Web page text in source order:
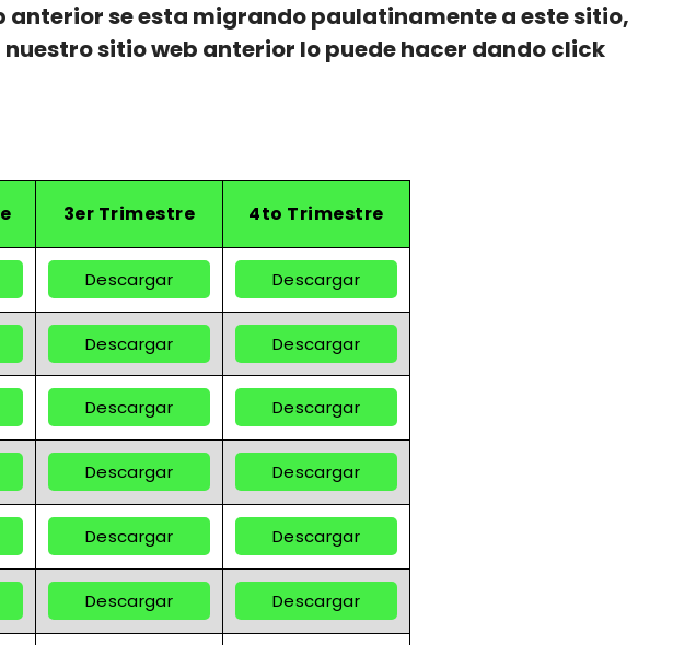
se esta migrando paulatinamente a este sitio,
sitio web anterior lo puede hacer dando click
3er Trimestre 4to Trimestre
Descargar Descargar
Descargar Descargar
Descargar Descargar
Descargar Descargar
Descargar Descargar
Descargar Descargar